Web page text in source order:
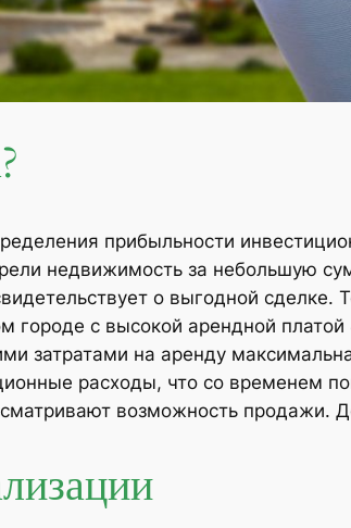
прибыльности
недвижимость за небольшую
о выгодной сделке.
городе с высокой арендной
затратами на аренду
расходы, что со временем
возможность продажи.